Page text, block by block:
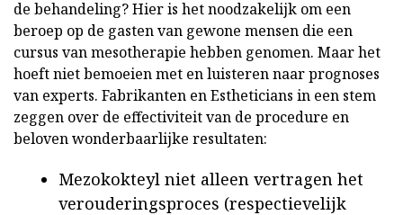
de behandeling? Hier is het noodzakelijk om een
beroep op de gasten van gewone mensen die een
cursus van mesotherapie hebben genomen. Maar het
hoeft niet bemoeien met en luisteren naar prognoses
van experts. Fabrikanten en Estheticians in een stem
zeggen over de effectiviteit van de procedure en
beloven wonderbaarlijke resultaten:
Mezokokteyl niet alleen vertragen het
verouderingsproces (respectievelijk